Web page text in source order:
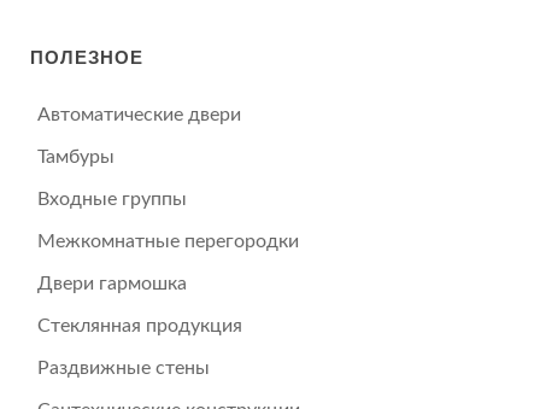
ПОЛЕЗНОЕ
Автоматические двери
Тамбуры
Входные группы
Межкомнатные перегородки
Двери гармошка
Стеклянная продукция
Раздвижные стены